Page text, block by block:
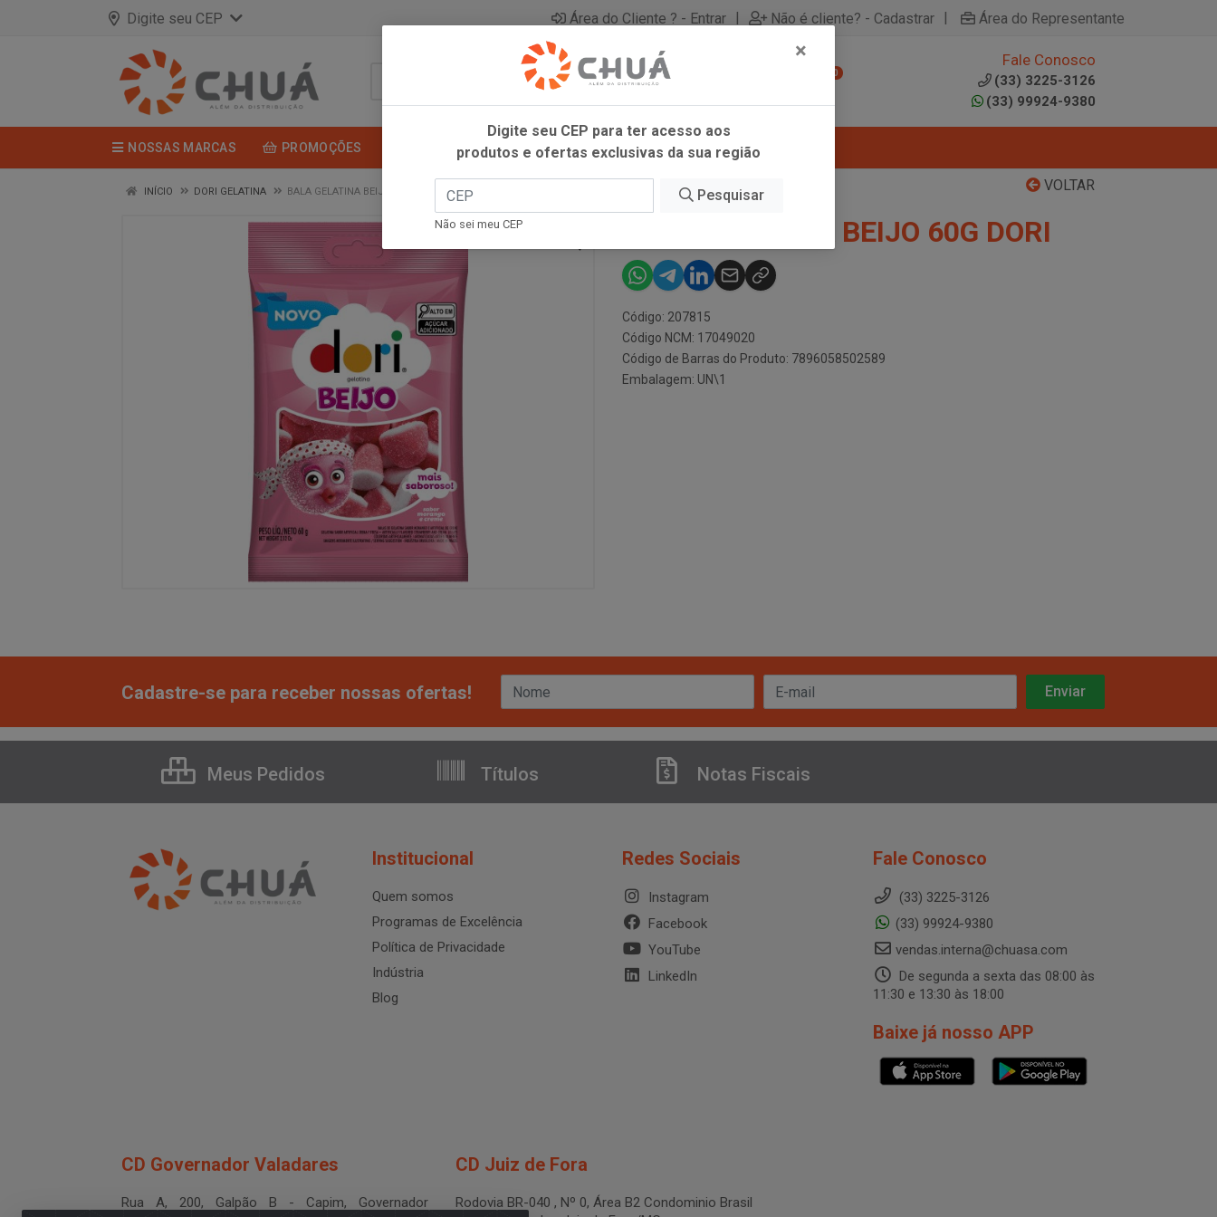
Digite seu CEP Área do Cliente ? - Entrar | Não é cliente? - Cadastrar | Área do Representante
0
Fale Conosco
(33) 3225-3126
(33) 99924-9380
NOSSAS MARCAS PROMOÇÕES
VOLTAR
INÍCIO DORI GELATINA BALA GELATINA BEIJO 60G DORI
BALA GELATINA BEIJO 60G DORI
Código: 207815
Código NCM: 17049020
Código de Barras do Produto: 7896058502589
Embalagem: UN\1
Cadastre-se para receber nossas ofertas!
Meus Pedidos Títulos Notas Fiscais
Institucional
Quem somos
Programas de Excelência
Política de Privacidade
Indústria
Blog
Redes Sociais
Instagram
Facebook
YouTube
LinkedIn
Fale Conosco
(33) 3225-3126
(33) 99924-9380
vendas.interna@chuasa.com
De segunda a sexta das 08:00 às
11:30 e 13:30 às 18:00
Baixe já nosso APP
CD Governador Valadares
Rua A, 200, Galpão B - Capim, Governador
CD Juiz de Fora
Rodovia BR-040 , Nº 0, Área B2 Condominio Brasil
×
Digite seu CEP para ter acesso aos
produtos e ofertas exclusivas da sua região
Pesquisar
Não sei meu CEP